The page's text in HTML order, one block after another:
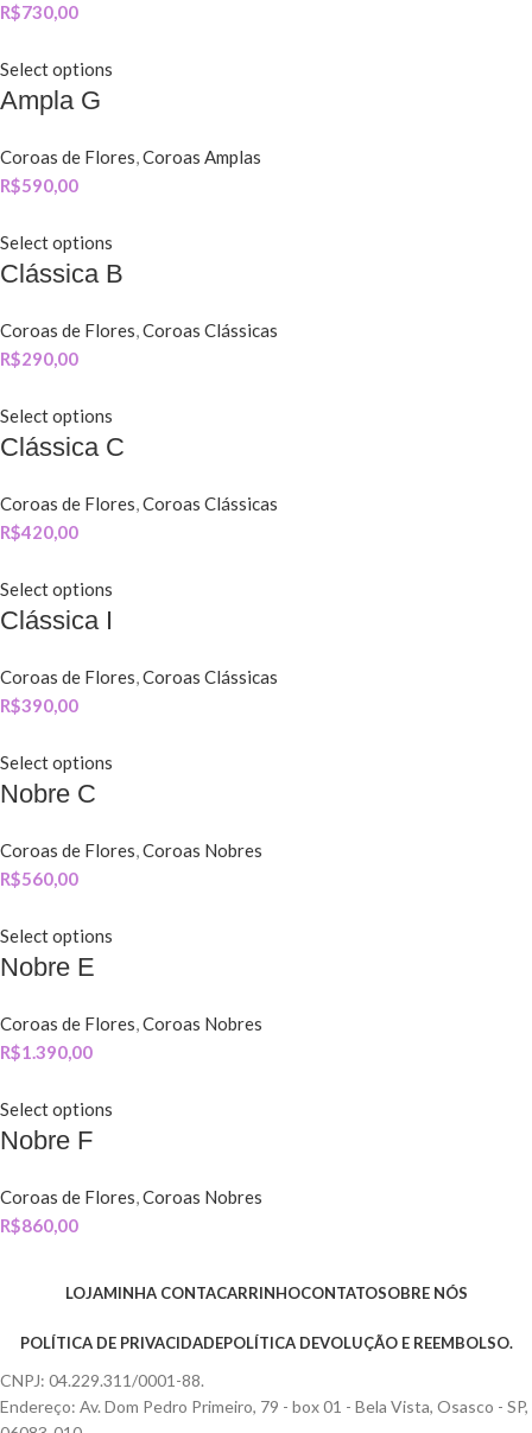
R$730,00
Select options
Ampla G
Coroas de Flores,Coroas Amplas
R$590,00
Select options
Clássica B
Coroas de Flores,Coroas Clássicas
R$290,00
Select options
Clássica C
Coroas de Flores,Coroas Clássicas
R$420,00
Select options
Clássica I
Coroas de Flores,Coroas Clássicas
R$390,00
Select options
Nobre C
Coroas de Flores,Coroas Nobres
R$560,00
Select options
Nobre E
Coroas de Flores,Coroas Nobres
R$1.390,00
Select options
Nobre F
Coroas de Flores,Coroas Nobres
R$860,00
LOJAMINHA CONTACARRINHOCONTATOSOBRE NÓS
POLÍTICA DE PRIVACIDADEPOLÍTICA DEVOLUÇÃO E REEMBOLSO.
CNPJ: 04.229.311/0001-88.
Endereço: Av. Dom Pedro Primeiro, 79 - box 01 - Bela Vista, Osasco - SP,